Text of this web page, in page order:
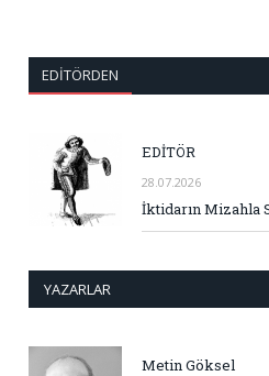
EDITÖRDEN
EDİTÖR
28.07.2026
İktidarın Mizahla
YAZARLAR
Metin Göksel